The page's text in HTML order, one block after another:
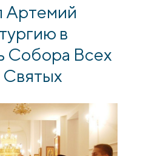
Артемий
в
Собора Всех
Святых